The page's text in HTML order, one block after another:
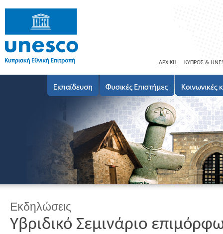
ΑΡΧΙΚΗ ΚΥΠΡΟΣ &
Εκδηλώσεις
Υβριδικό Σεμινάριο